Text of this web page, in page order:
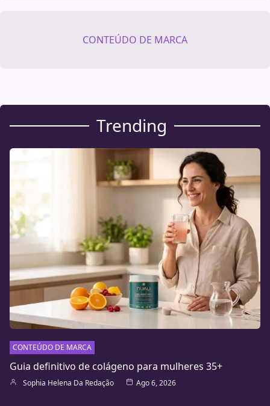
CONTEÚDO DE MARCA
Trending
CONTEÚDO DE MARCA
Guia definitivo de colágeno para mulheres 35+
Sophia Helena Da Redação Ago 6, 2026